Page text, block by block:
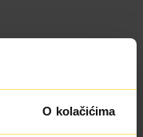
O kolačićima